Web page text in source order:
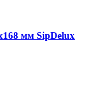
мм SipDelux